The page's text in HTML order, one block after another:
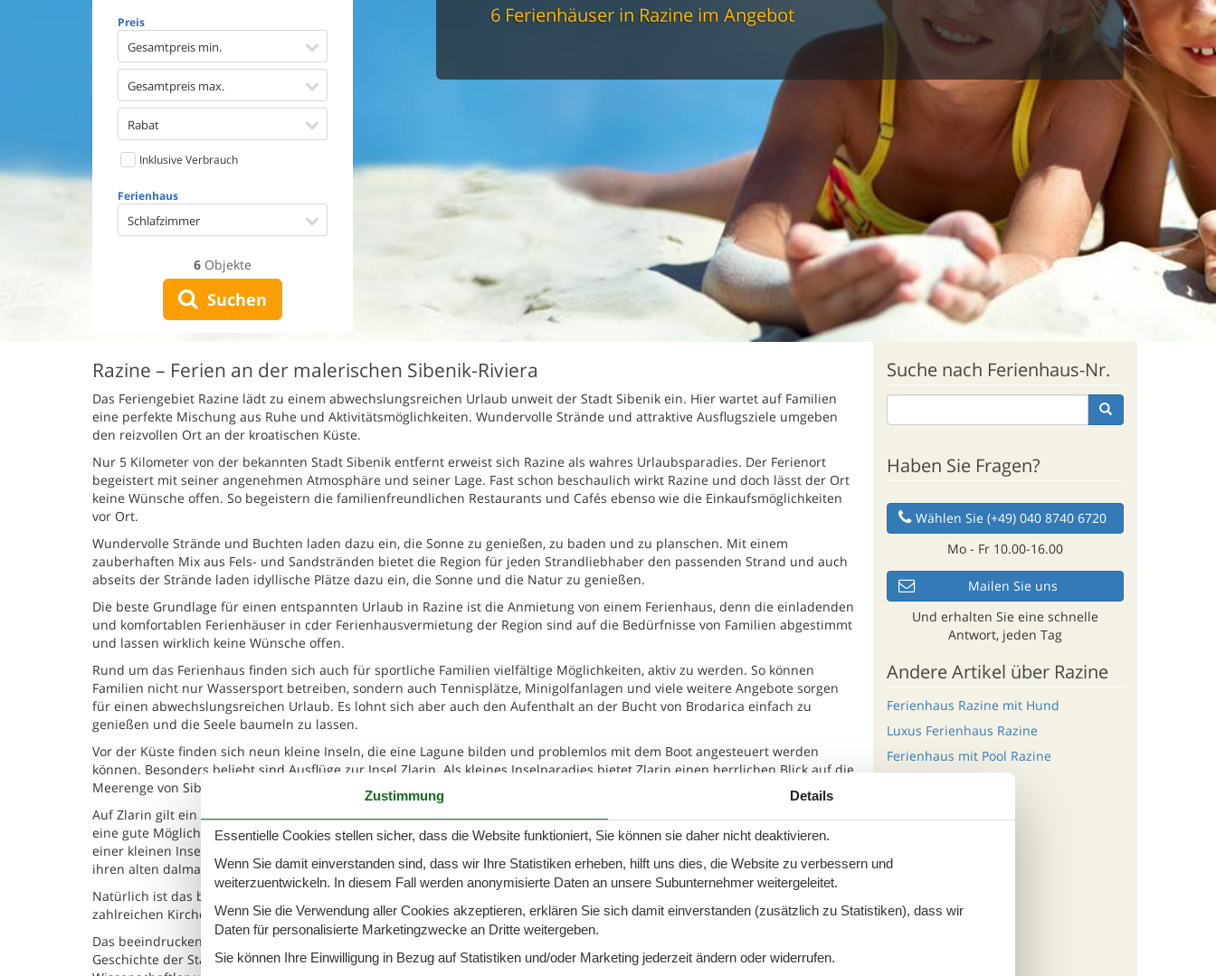
Preis
Gesamtpreis min.
Gesamtpreis max.
Rabat
Inklusive Verbrauch
Ferienhaus
Schlafzimmer
6 Objekte
Suchen
Spiel- und Sportzimmer
Klimaanlage
Ladestation für Elektroauto
6 Ferienhäuser in Razine im Angebot
Razine – Ferien an der malerischen Sibenik-Riviera
Das Feriengebiet Razine lädt zu einem abwechslungsreichen Urlaub unweit der Stadt Sibenik ein. Hier wartet auf Familien
eine perfekte Mischung aus Ruhe und Aktivitätsmöglichkeiten. Wundervolle Strände und attraktive Ausflugsziele umgeben
den reizvollen Ort an der kroatischen Küste.
Nur 5 Kilometer von der bekannten Stadt Sibenik entfernt erweist sich Razine als wahres Urlaubsparadies. Der Ferienort
begeistert mit seiner angenehmen Atmosphäre und seiner Lage. Fast schon beschaulich wirkt Razine und doch lässt der Ort
keine Wünsche offen. So begeistern die familienfreundlichen Restaurants und Cafés ebenso wie die Einkaufsmöglichkeiten
vor Ort.
Wundervolle Strände und Buchten laden dazu ein, die Sonne zu genießen, zu baden und zu planschen. Mit einem
zauberhaften Mix aus Fels- und Sandstränden bietet die Region für jeden Strandliebhaber den passenden Strand und auch
abseits der Strände laden idyllische Plätze dazu ein, die Sonne und die Natur zu genießen.
Die beste Grundlage für einen entspannten Urlaub in Razine ist die Anmietung von einem Ferienhaus, denn die einladenden
und komfortablen Ferienhäuser in cder Ferienhausvermietung der Region sind auf die Bedürfnisse von Familien abgestimmt
und lassen wirklich keine Wünsche offen.
Rund um das Ferienhaus finden sich auch für sportliche Familien vielfältige Möglichkeiten, aktiv zu werden. So können
Familien nicht nur Wassersport betreiben, sondern auch Tennisplätze, Minigolfanlagen und viele weitere Angebote sorgen
für einen abwechslungsreichen Urlaub. Es lohnt sich aber auch den Aufenthalt an der Bucht von Brodarica einfach zu
genießen und die Seele baumeln zu lassen.
Vor der Küste finden sich neun kleine Inseln, die eine Lagune bilden und problemlos mit dem Boot angesteuert werden
können. Besonders beliebt sind Ausflüge zur Insel Zlarin. Als kleines Inselparadies bietet Zlarin einen herrlichen Blick auf die
Meerenge von Sibenik.
Auf Zlarin gilt ein Pkw-Fahrverbot. Das Inselgebiet kann mit dem Fahrrad erkundet werden, doch auch Wanderungen sind
eine gute Möglichkeit die traumhafte Insellandschaft zu entdecken. Für Familien lohnt sich aber auch ein Besuch der auf
einer kleinen Insel gelegenen Kleinstadt Primosten. Hier lädt ein Labyrinth aus engen Gässchen dazu ein, die Altstadt mit
ihren alten dalmatinischen Steinhäusern zu erkunden und liebevoll gestaltete Hinterhöfe und Gärten zu entdecken.
Natürlich ist das beliebteste Ausflugsziel die mittelalterliche Stadt Sibenik. Der einzigartig schöne Altstadtkern ist geprägt von
zahlreichen Kirchen, Klosteranlagen und Palästen, denn schließlich war die Stadt einst der ganze Stolz von König Kresimir.
Das beeindruckendste Bauwerk der Stadt ist die Kathedrale des hl. Jakobs, die mit einer Bauzeit von 100 Jahren in die
Geschichte der Stadt einging. Damals wie heute gilt die Stadt als kulturelles Zentrum und zahlreiche Künstler,
Suche nach Ferienhaus-Nr.
Haben Sie Fragen?
Wählen Sie (+49) 040 8740 6720
Mo - Fr 10.00-16.00
Mailen Sie uns
Und erhalten Sie eine schnelle
Antwort, jeden Tag
Andere Artikel über Razine
Ferienhaus Razine mit Hund
Luxus Ferienhaus Razine
Ferienhaus mit Pool Razine
Zustimmung Details
Essentielle Cookies stellen sicher, dass die Website funktioniert, Sie können sie daher nicht deaktivieren.
Wenn Sie damit einverstanden sind, dass wir Ihre Statistiken erheben, hilft uns dies, die Website zu verbessern und
weiterzuentwickeln. In diesem Fall werden anonymisierte Daten an unsere Subunternehmer weitergeleitet.
Wenn Sie die Verwendung aller Cookies akzeptieren, erklären Sie sich damit einverstanden (zusätzlich zu Statistiken), dass wir
Daten für personalisierte Marketingzwecke an Dritte weitergeben.
Sie können Ihre Einwilligung in Bezug auf Statistiken und/oder Marketing jederzeit ändern oder widerrufen.